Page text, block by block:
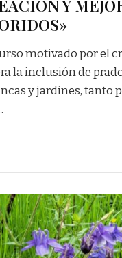
Y
motivado por el
la inclusión de
y jardines, tanto